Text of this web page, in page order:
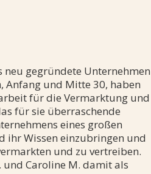
gegründete Unternehmen
Anfang und Mitte 30, haben
für die Vermarktung und
für sie überraschende
eines großen
ihr Wissen einzubringen und
und zu vertreiben.
Caroline M. damit als